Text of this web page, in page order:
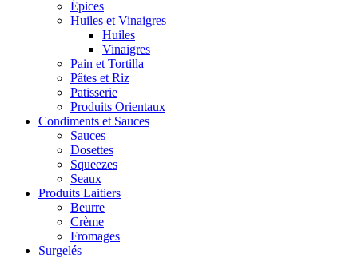
Épices
Huiles et Vinaigres
Huiles
Vinaigres
Pain et Tortilla
Pâtes et Riz
Patisserie
Produits Orientaux
Condiments et Sauces
Sauces
Dosettes
Squeezes
Seaux
Produits Laitiers
Beurre
Crème
Fromages
Surgelés